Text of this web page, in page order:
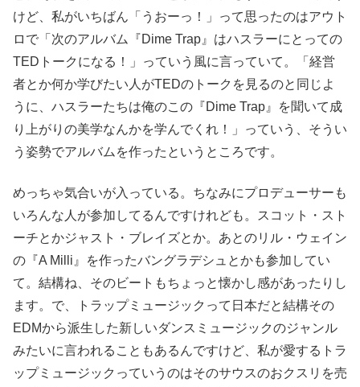
けど、私がいちばん「うおーっ！」って思ったのはアウト
ロで「次のアルバム『Dime Trap』はハスラーにとっての
TEDトークになる！」っていう風に言っていて。「経営
者とか何か学びたい人がTEDのトークを見るのと同じよ
うに、ハスラーたちは俺のこの『Dime Trap』を聞いて成
り上がりの美学なんかを学んでくれ！」っていう、そうい
う姿勢でアルバムを作ったというところです。
めっちゃ気合いが入っている。ちなみにプロデューサーも
いろんな人が参加してるんですけれども。スコット・スト
ーチとかジャスト・ブレイズとか。あとのリル・ウェイン
の『A Milli』を作ったバングラデシュとかも参加してい
て。結構ね、そのビートもちょっと懐かし感があったりし
ます。で、トラップミュージックって日本だと結構その
EDMから派生した新しいダンスミュージックのジャンル
みたいに言われることもあるんですけど、私が愛するトラ
ップミュージックっていうのはそのサウスのおクスリを売